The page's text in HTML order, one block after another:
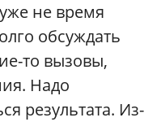
не время
обсуждать
то вызовы,
Надо
результата. Из-